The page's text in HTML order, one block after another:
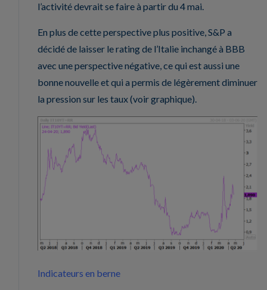
l’activité devrait se faire à partir du 4 mai.
En plus de cette perspective plus positive, S&P a
décidé de laisser le rating de l’Italie inchangé à BBB
avec une perspective négative, ce qui est aussi une
bonne nouvelle et qui a permis de légèrement diminuer
la pression sur les taux (voir graphique).
Indicateurs en berne